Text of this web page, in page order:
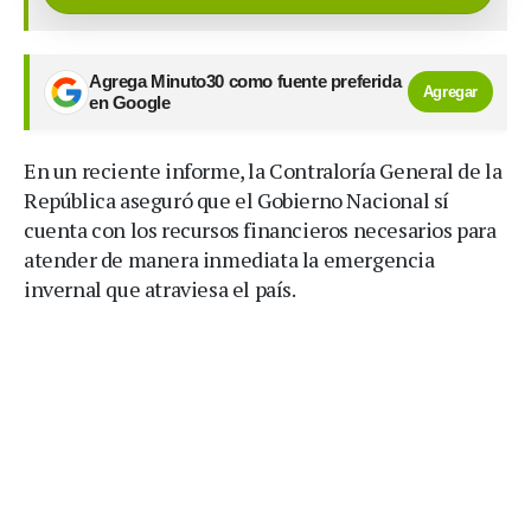
Agrega Minuto30 como fuente preferida
en Google
Agregar
En un reciente informe, la Contraloría General de la
República aseguró que el Gobierno Nacional sí
cuenta con los recursos financieros necesarios para
atender de manera inmediata la emergencia
invernal que atraviesa el país.